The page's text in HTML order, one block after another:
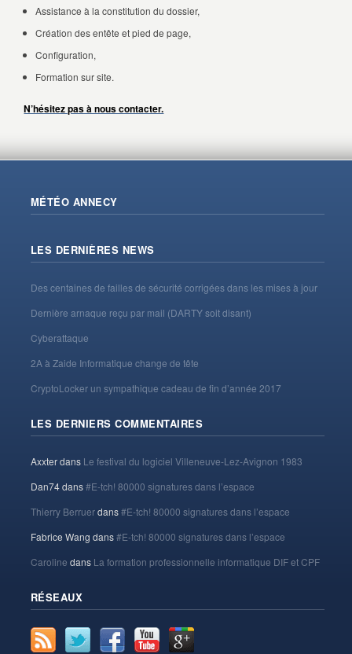
Assistance à la constitution du dossier,
Création des entête et pied de page,
Configuration,
Formation sur site.
N’hésitez pas à nous contacter.
MÉTÉO ANNECY
LES DERNIÈRES NEWS
Des centaines de failles de sécurité corrigées dans les mises à jour
Dernière arnaque reçu par mail (DARTY soit disant)
Cyberattaque
2A à Zaide Informatique change de tête
CryptoLocker un sympathique cadeau de fin d’année 2017
LES DERNIERS COMMENTAIRES
Axxterdans Le festival du logiciel Villeneuve-Lez-Avignon 1983
Dan74dans#E-tch! 80000 signatures dans l’espace
Thierry Berruerdans#E-tch! 80000 signatures dans l’espace
Fabrice Wang dans#E-tch! 80000 signatures dans l’espace
Caroline dans La formation professionnelle informatique DIF et CPF
RÉSEAUX